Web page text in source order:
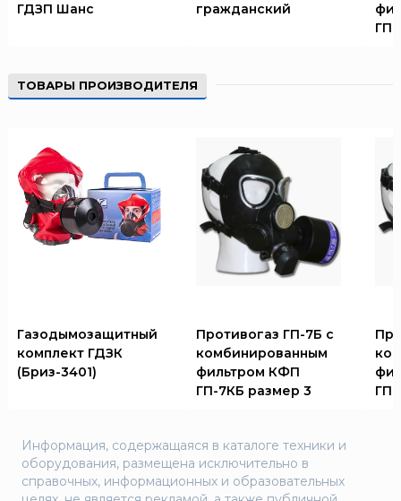
ГДЗП Шанс
гражданский
ГП-
ТОВАРЫ ПРОИЗВОДИТЕЛЯ
Газодымозащитный
комплект ГДЗК
(Бриз-3401)
Противогаз ГП-7Б с
комбинированным
фильтром КФП
ГП-7КБ размер 3
ГП-
Информация, содержащаяся в каталоге техники и
оборудования, размещена исключительно в
справочных, информационных и образовательных